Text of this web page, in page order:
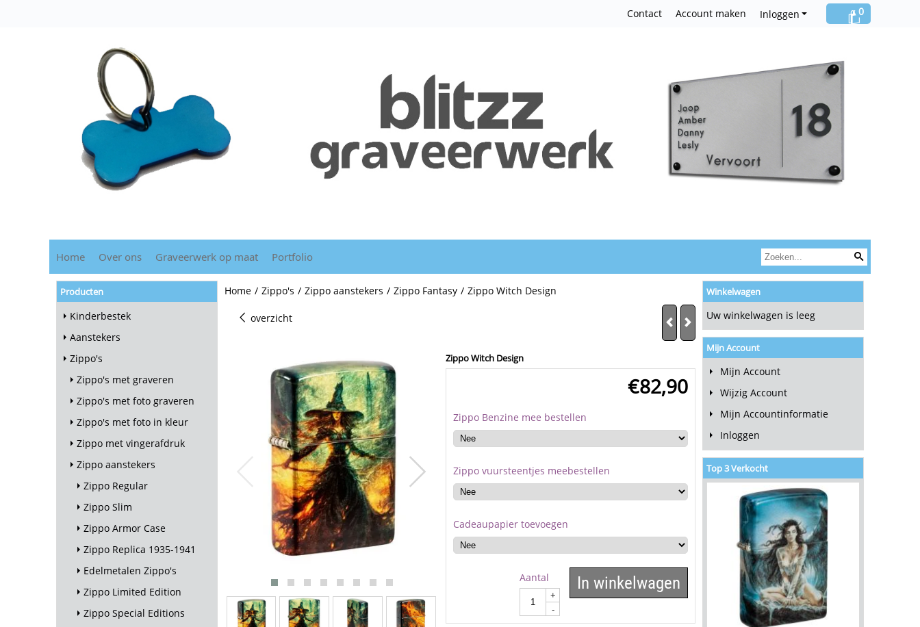
0
Inloggen
Contact Account maken
Home Over ons Graveerwerk op maat Portfolio
Producten
Kinderbestek
Aanstekers
Zippo's
Zippo's met graveren
Zippo's met foto graveren
Zippo's met foto in kleur
Zippo met vingerafdruk
Zippo aanstekers
Zippo Regular
Zippo Slim
Zippo Armor Case
Zippo Replica 1935-1941
Edelmetalen Zippo's
Zippo Limited Edition
Zippo Special Editions
Home / Zippo's / Zippo aanstekers / Zippo Fantasy / Zippo Witch Design
overzicht
Zippo Witch Design
€82,90
Zippo Benzine mee bestellen
Zippo vuursteentjes meebestellen
Cadeaupapier toevoegen
Aantal
+
-
In winkelwagen
Winkelwagen
Uw winkelwagen is leeg
Mijn Account
Mijn Account
Wijzig Account
Mijn Accountinformatie
Inloggen
Top 3 Verkocht